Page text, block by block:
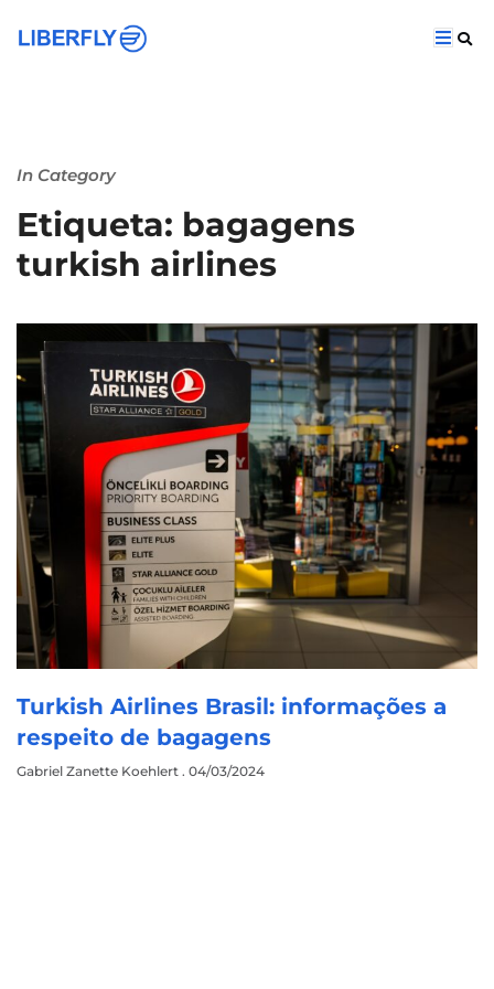
In Category
Etiqueta: bagagens
turkish airlines
Turkish Airlines Brasil: informações a
respeito de bagagens
Gabriel Zanette Koehlert 04/03/2024